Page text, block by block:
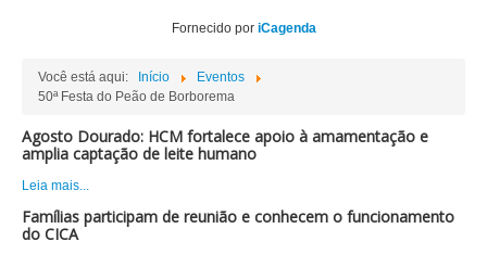
Fornecido por iCagenda
Você está aqui: Início
Eventos
50ª Festa do Peão de Borborema
Agosto Dourado: HCM fortalece apoio à amamentação e
amplia captação de leite humano
Leia mais...
Famílias participam de reunião e conhecem o funcionamento
do CICA